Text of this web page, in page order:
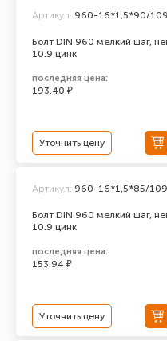
Болт DIN 960 мелкий шаг,
10.9 цинк
Артикул: 960-16*1,5*90/109
последняя цена:
193.40 ₽
Уточнить цену
Болт DIN 960 мелкий шаг,
10.9 цинк
Артикул: 960-16*1,5*85/109
последняя цена:
153.94 ₽
Уточнить цену